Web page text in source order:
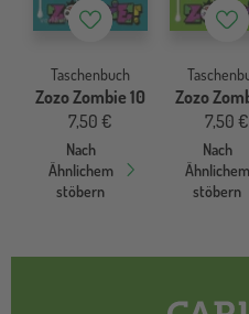
Merkzettel
Taschenbuch
Zozo Zombie 10
7,50 €
Nach
Ähnlichem
stöbern
Zozo
7,50 €
Nach
Ähnlichem
stöbern